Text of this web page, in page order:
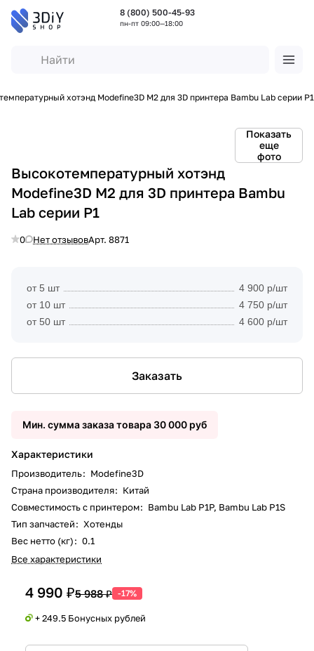
8 (800) 500-45-93
пн-пт 09:00—18:00
хотэнд Modefine3D M2 для 3D принтера Bambu Lab серии P1
Показать
еще
фото
Высокотемпературный хотэнд
Modefine3D M2 для 3D принтера Bambu
Lab серии P1
0 Нет отзывовАрт. 8871
от 5 шт
4 900 р/шт
от 10 шт
4 750 р/шт
от 50 шт
4 600 р/шт
Заказать
Мин. сумма заказа товара 30 000 руб
Характеристики
Производитель: Modefine3D
Страна производителя: Китай
Совместимость с принтером: Bambu Lab P1P, Bambu Lab P1S
Тип запчастей: Хотенды
Вес нетто (кг): 0.1
Все характеристики
4 990 ₽5 988 ₽ -17%
+ 249.5 Бонусных рублей